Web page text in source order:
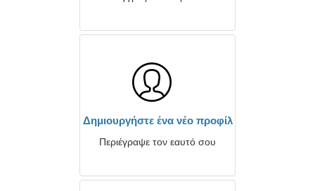
Δημιουργήστε ένα νέο προφίλ
Περιέγραψε τον εαυτό σου